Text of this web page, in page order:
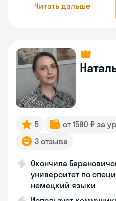
Читать дальше
5 от 1590 ₽ за
3 отзыва
Окончила
университет по
немецкий языки